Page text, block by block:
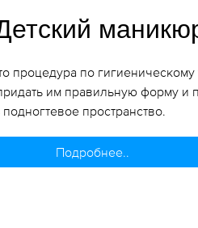
процедура по гигиеническому
им правильную форму и
пространство.
Подробнее..